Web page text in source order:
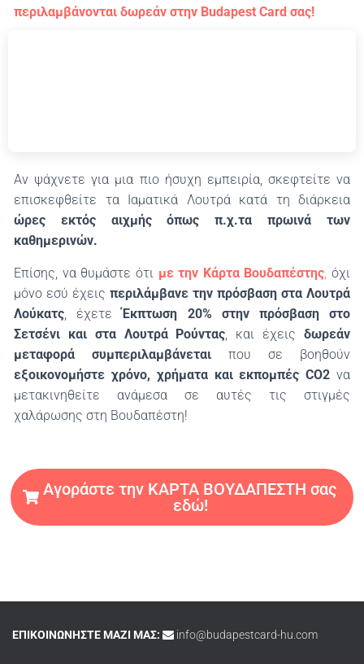
περιλαμβάνονται δωρεάν στην Budapest Card σας!
Αν ψάχνετε για μια πιο ήσυχη εμπειρία, σκεφτείτε να
επισκεφθείτε τα Ιαματικά Λουτρά κατά τη διάρκεια
ώρες εκτός αιχμής όπως π.χ.τα πρωινά των
καθημερινών.
Επίσης, να θυμάστε ότι με την Κάρτα Βουδαπέστης, όχι
μόνο εσύ έχεις περιλάμβανε την πρόσβαση στα Λουτρά
Λούκατς, έχετεΈκπτωση 20% στην πρόσβαση στο
Σετσένι και στα Λουτρά Ρούντας, και έχειςδωρεάν
μεταφορά συμπεριλαμβάνεται που σε βοηθούν
εξοικονομήστε χρόνο, χρήματα και εκπομπές CO2 να
μετακινηθείτε ανάμεσα σε αυτές τις στιγμές
χαλάρωσης στη Βουδαπέστη!
Αγοράστε την ΚΑΡΤΑ ΒΟΥΔΑΠΕΣΤΗ σας
εδώ!
ΕΠΙΚΟΙΝΩΝΗΣΤΕ ΜΑΖΙ ΜΑΣ: info@budapestcard-hu.com